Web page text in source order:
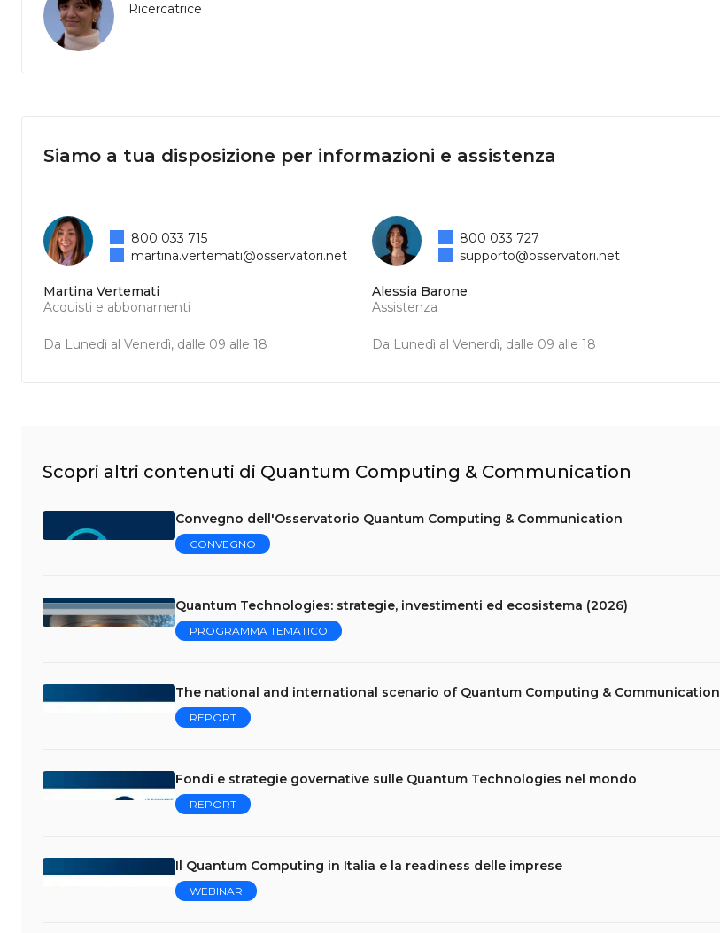
Ricercatrice
Siamo a tua disposizione per informazioni e assistenza
Martina Vertemati
Acquisti e abbonamenti
Da Lunedì al Venerdì, dalle 09 alle 18
800 033 715
martina.vertemati@osservatori.net
Alessia Barone
Assistenza
Da Lunedì al Venerdì, dalle 09 alle 18
800 033 727
supporto@osservatori.net
Scopri altri contenuti di Quantum Computing & Communication
Convegno dell'Osservatorio Quantum Computing & Communication
CONVEGNO
Quantum Technologies: strategie, investimenti ed ecosistema (2026)
PROGRAMMA TEMATICO
The national and international scenario of Quantum Computing & Communication
REPORT
Fondi e strategie governative sulle Quantum Technologies nel mondo
REPORT
Il Quantum Computing in Italia e la readiness delle imprese
WEBINAR